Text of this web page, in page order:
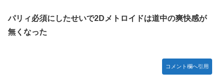
パリィ必須にしたせいで2Dメトロイドは道中の爽快感が
無くなった
コメント欄へ引用